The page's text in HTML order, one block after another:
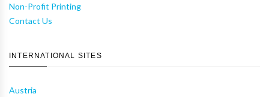
Non-Profit Printing
Contact Us
INTERNATIONAL SITES
Austria